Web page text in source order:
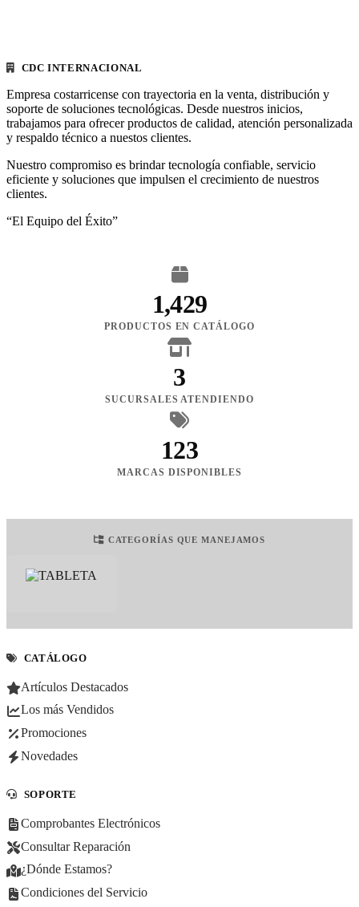
CDC INTERNACIONAL
Empresa costarricense con trayectoria en la venta, distribución y
soporte de soluciones tecnológicas. Desde nuestros inicios,
trabajamos para ofrecer productos de calidad, atención personalizada
y respaldo técnico a nuestos clientes.
Nuestro compromiso es brindar tecnología confiable, servicio
eficiente y soluciones que impulsen el crecimiento de nuestros
clientes.
“El Equipo del Éxito”
1,429
PRODUCTOS EN CATÁLOGO
3
SUCURSALES ATENDIENDO
123
MARCAS DISPONIBLES
CATEGORÍAS QUE MANEJAMOS
CATÁLOGO
Artículos Destacados
Los más Vendidos
Promociones
Novedades
SOPORTE
Comprobantes Electrónicos
Consultar Reparación
¿Dónde Estamos?
Condiciones del Servicio